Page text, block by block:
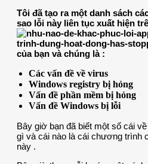
Tôi đã tạo ra một danh sách
sao lỗi này liên tục xuất hiện
của bạn và chúng là :
Các vấn đề về virus
Windows registry bị hỏng
Vấn đề phần mềm bị hỏng
Vấn đề Windows bị lỗi
Bây giờ bạn đã biết một số cái
gì và cái nào là cái chương trình
này .